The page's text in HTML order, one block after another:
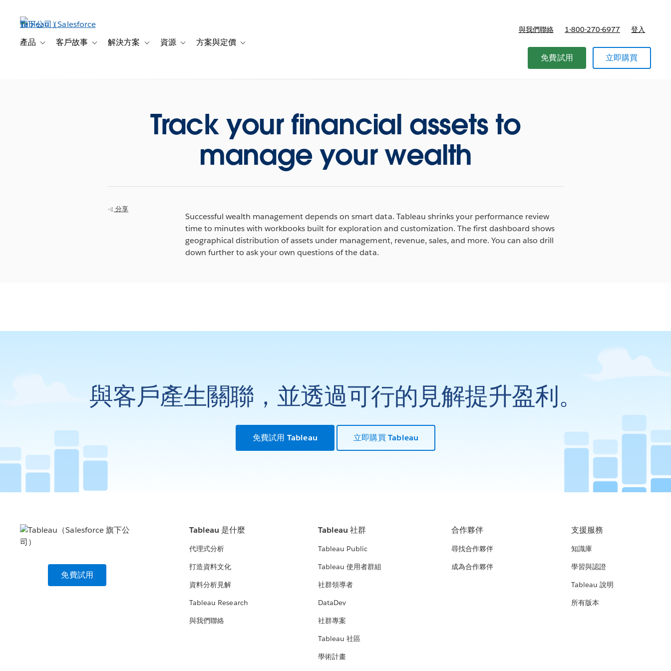
產品 Toggle sub-navigation for 產品
客戶故事 Toggle sub-navigation for 客戶故事
解決方案 Toggle sub-navigation for 解決方案
資源 Toggle sub-navigation for 資源
方案與定價 Toggle sub-navigation for 方案與定價
與我們聯絡 1-800-270-6977 登入
免費試用 立即購買
Track your financial assets to
manage your wealth
分享
Successful wealth management depends on smart data. Tableau shrinks your performance review
time to minutes with workbooks built for exploration and customization. The first dashboard shows
geographical distribution of assets under management, revenue, sales, and more. You can also drill
down further to ask your own questions of the data.
與客戶產生關聯，並透過可行的見解提升盈利。
免費試用 Tableau 立即購買 Tableau
免費試用
Tableau 是什麼
代理式分析
打造資料文化
資料分析見解
Tableau Research
與我們聯絡
Tableau 社群
Tableau Public
Tableau 使用者群組
社群領導者
DataDev
社群專案
Tableau 社區
學術計畫
合作夥伴
尋找合作夥伴
成為合作夥伴
支援服務
知識庫
學習與認證
Tableau 說明
所有版本